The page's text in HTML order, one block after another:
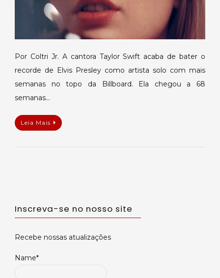
Por Coltri Jr. A cantora Taylor Swift acaba de bater o
recorde de Elvis Presley como artista solo com mais
semanas no topo da Billboard. Ela chegou a 68
semanas…
Leia Mais
Inscreva-se no nosso site
Recebe nossas atualizações
Name*